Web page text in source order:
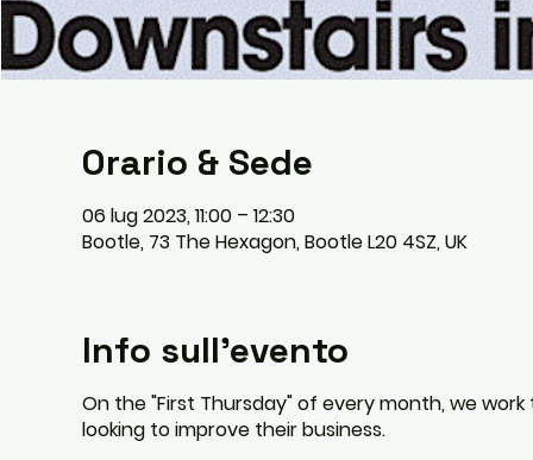
Orario & Sede
06 lug 2023, 11:00 – 12:30
Bootle, 73 The Hexagon, Bootle L20 4SZ, UK
Info sull'evento
On the "First Thursday" of every month, we
looking to improve their business.